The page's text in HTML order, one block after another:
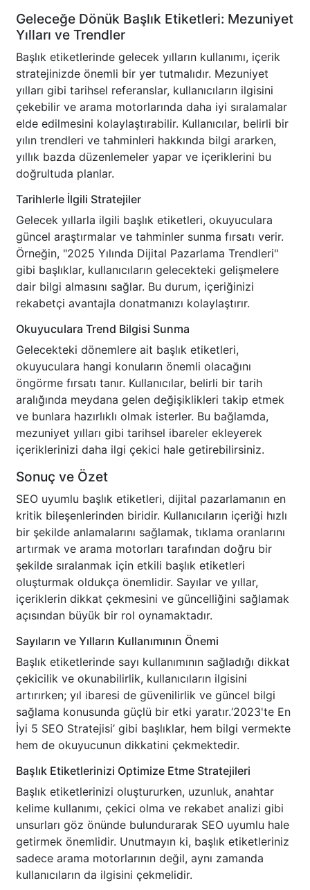
Geleceğe Dönük Başlık Etiketleri: Mezuniyet
Yılları ve Trendler
Başlık etiketlerinde gelecek yılların kullanımı, içerik
stratejinizde önemli bir yer tutmalıdır. Mezuniyet
yılları gibi tarihsel referanslar, kullanıcıların ilgisini
çekebilir ve arama motorlarında daha iyi sıralamalar
elde edilmesini kolaylaştırabilir. Kullanıcılar, belirli bir
yılın trendleri ve tahminleri hakkında bilgi ararken,
yıllık bazda düzenlemeler yapar ve içeriklerini bu
doğrultuda planlar.
Tarihlerle İlgili Stratejiler
Gelecek yıllarla ilgili başlık etiketleri, okuyuculara
güncel araştırmalar ve tahminler sunma fırsatı verir.
Örneğin, "2025 Yılında Dijital Pazarlama Trendleri"
gibi başlıklar, kullanıcıların gelecekteki gelişmelere
dair bilgi almasını sağlar. Bu durum, içeriğinizi
rekabetçi avantajla donatmanızı kolaylaştırır.
Okuyuculara Trend Bilgisi Sunma
Gelecekteki dönemlere ait başlık etiketleri,
okuyuculara hangi konuların önemli olacağını
öngörme fırsatı tanır. Kullanıcılar, belirli bir tarih
aralığında meydana gelen değişiklikleri takip etmek
ve bunlara hazırlıklı olmak isterler. Bu bağlamda,
mezuniyet yılları gibi tarihsel ibareler ekleyerek
içeriklerinizi daha ilgi çekici hale getirebilirsiniz.
Sonuç ve Özet
SEO uyumlu başlık etiketleri, dijital pazarlamanın en
kritik bileşenlerinden biridir. Kullanıcıların içeriği hızlı
bir şekilde anlamalarını sağlamak, tıklama oranlarını
artırmak ve arama motorları tarafından doğru bir
şekilde sıralanmak için etkili başlık etiketleri
oluşturmak oldukça önemlidir. Sayılar ve yıllar,
içeriklerin dikkat çekmesini ve güncelliğini sağlamak
açısından büyük bir rol oynamaktadır.
Sayıların ve Yılların Kullanımının Önemi
Başlık etiketlerinde sayı kullanımının sağladığı dikkat
çekicilik ve okunabilirlik, kullanıcıların ilgisini
artırırken; yıl ibaresi de güvenilirlik ve güncel bilgi
sağlama konusunda güçlü bir etki yaratır.‘2023'te En
İyi 5 SEO Stratejisi’ gibi başlıklar, hem bilgi vermekte
hem de okuyucunun dikkatini çekmektedir.
Başlık Etiketlerinizi Optimize Etme Stratejileri
Başlık etiketlerinizi oluştururken, uzunluk, anahtar
kelime kullanımı, çekici olma ve rekabet analizi gibi
unsurları göz önünde bulundurarak SEO uyumlu hale
getirmek önemlidir. Unutmayın ki, başlık etiketleriniz
sadece arama motorlarının değil, aynı zamanda
kullanıcıların da ilgisini çekmelidir.